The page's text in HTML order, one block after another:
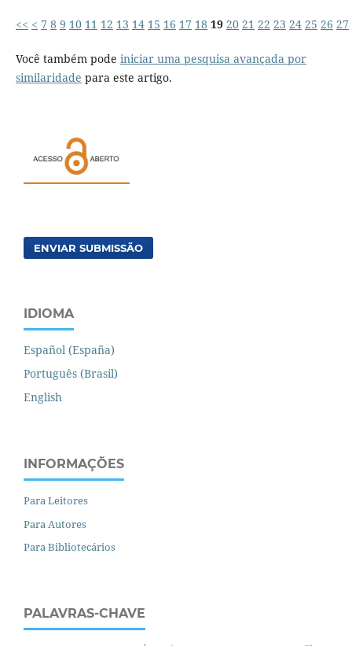
<< < 7 8 9 10 11 12 13 14 15 16 17 18 19 20 21 22 23 24 25 26 27
Você também pode iniciar uma pesquisa avançada por
similaridade para este artigo.
ENVIAR SUBMISSÃO
IDIOMA
Español (España)
Português (Brasil)
English
INFORMAÇÕES
Para Leitores
Para Autores
Para Bibliotecários
PALAVRAS-CHAVE